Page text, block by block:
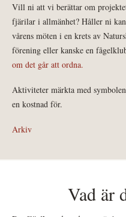
Vill ni att vi berättar om
fjärilar i allmänhet? Håller ni
vårens möten i en krets av
förening eller kanske en
om det går att ordna.
Aktiviteter märkta med symbolen
en kostnad för.
Arkiv
Vad är